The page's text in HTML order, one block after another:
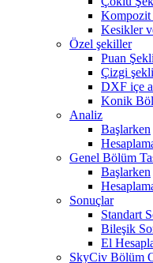
Kesikler
Özel şekiller
Puan
Çizgi şekli
DXF içe
Konik
Analiz
Başlarken
Genel Bölüm
Başlarken
Sonuçlar
Standart
Bileşik
El
SkyCiv Bölüm